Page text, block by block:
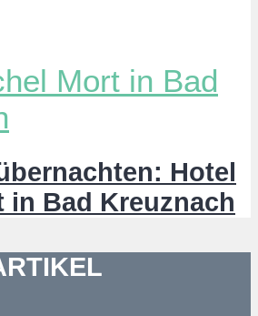
Hotel
in Bad Kreuznach